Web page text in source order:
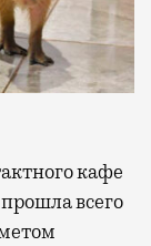
всего